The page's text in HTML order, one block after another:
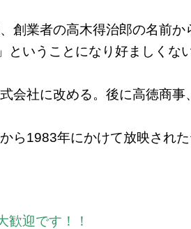
創業者の高木得治郎の名前か
ということになり好ましくな
会社に改める。後に高徳商事
ら1983年にかけて放映され
歓迎です！！